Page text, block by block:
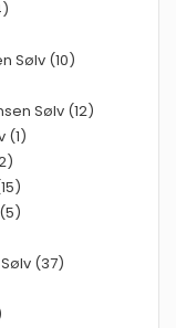
Sølv (10)
Sølv (12)
(1)
(37)